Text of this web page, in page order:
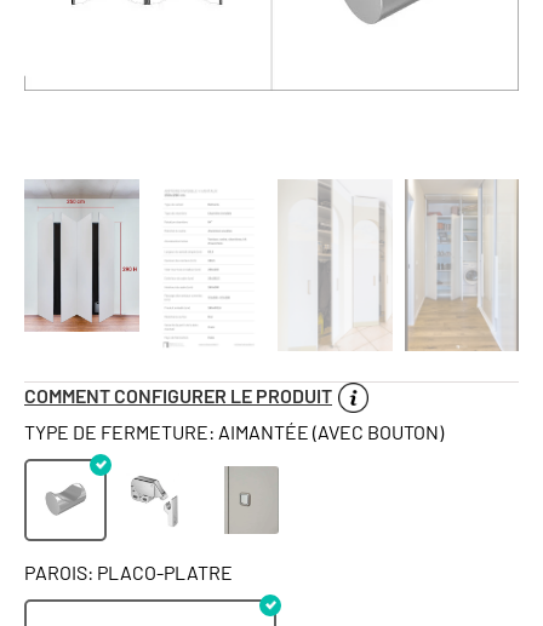
COMMENT CONFIGURER LE PRODUIT
TYPE DE FERMETURE: AIMANTÉE (AVEC BOUTON)
PAROIS: PLACO-PLATRE